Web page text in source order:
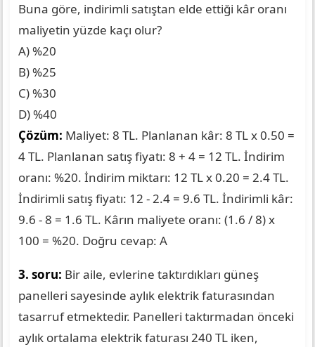
Buna göre, indirimli satıştan elde ettiği kâr oranı
maliyetin yüzde kaçı olur?
A) %20
B) %25
C) %30
D) %40
Çözüm: Maliyet: 8 TL. Planlanan kâr: 8 TL x 0.50 =
4 TL. Planlanan satış fiyatı: 8 + 4 = 12 TL. İndirim
oranı: %20. İndirim miktarı: 12 TL x 0.20 = 2.4 TL.
İndirimli satış fiyatı: 12 - 2.4 = 9.6 TL. İndirimli kâr:
9.6 - 8 = 1.6 TL. Kârın maliyete oranı: (1.6 / 8) x
100 = %20. Doğru cevap: A
3. soru: Bir aile, evlerine taktırdıkları güneş
panelleri sayesinde aylık elektrik faturasından
tasarruf etmektedir. Panelleri taktırmadan önceki
aylık ortalama elektrik faturası 240 TL iken,